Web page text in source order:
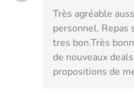
Très agréable
personnel. Repas
tres bon.Très
de nouveaux
propositions de